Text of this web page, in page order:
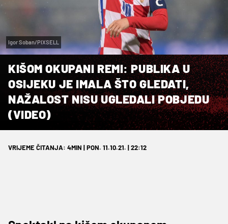
Igor Soban/PIXSELL
KIŠOM OKUPANI REMI: PUBLIKA U
OSIJEKU JE IMALA ŠTO GLEDATI,
NAŽALOST NISU UGLEDALI POBJEDU
(VIDEO)
VRIJEME ČITANJA: 4MIN | PON. 11.10.21. | 22:12